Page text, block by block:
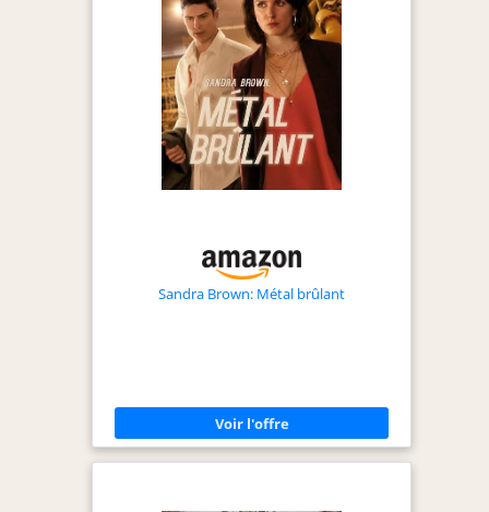
Sandra Brown: Métal brûlant